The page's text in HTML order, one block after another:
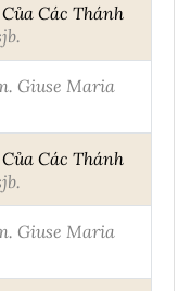
Các Thánh
Giuse Maria
Các Thánh
Giuse Maria